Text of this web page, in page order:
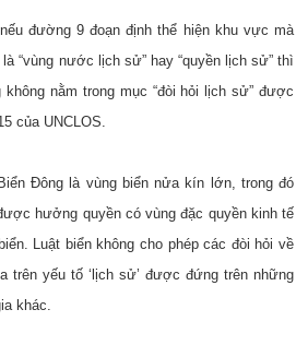
đường 9 đoạn định thể hiện khu vực mà
“vùng nước lịch sử” hay “quyền lịch sử” thì
nằm trong mục “đòi hỏi lịch sử” được
của UNCLOS.
Đông là vùng biển nửa kín lớn, trong đó
hưởng quyền có vùng đặc quyền kinh tế
Luật biển không cho phép các đòi hỏi về
trên yếu tố ‘lịch sử’ được đứng trên những
khác.